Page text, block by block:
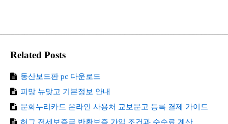
Related Posts
동산보드판 pc 다운로드
피망 뉴맞고 기본정보 안내
문화누리카드 온라인 사용처 교보문고 등록 결제 가이드
허그 전세보증금 반환보증 가입 조건과 수수료 계산